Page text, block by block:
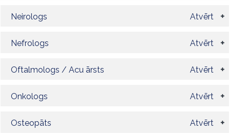
Neirologs Atvērt
Nefrologs Atvērt
Oftalmologs / Acu ārsts Atvērt
Onkologs Atvērt
Osteopāts Atvērt